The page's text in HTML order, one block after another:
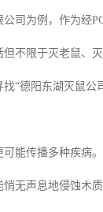
司为例，作为经
不限于灭老鼠、灭
“德阳东湖灭鼠公
能传播多种疾病
无声息地侵蚀木